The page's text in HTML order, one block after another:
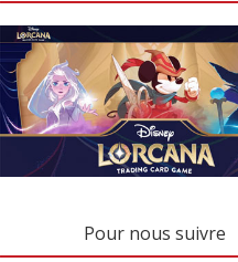
Pour nous suivre